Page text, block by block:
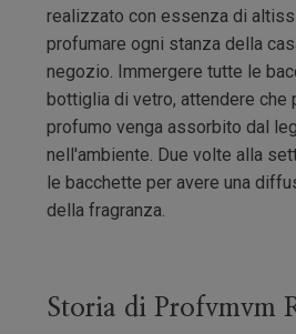
realizzato con essenza di
profumare ogni stanza della
negozio. Immergere tutte le
bottiglia di vetro, attendere che
profumo venga assorbito dal
nell'ambiente. Due volte alla
le bacchette per avere una
della fragranza.
Storia di Profvmvm